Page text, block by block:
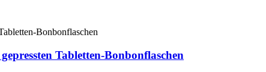
Tabletten-Bonbonflaschen